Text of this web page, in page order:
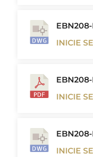
INICIE
INICIE
INICIE